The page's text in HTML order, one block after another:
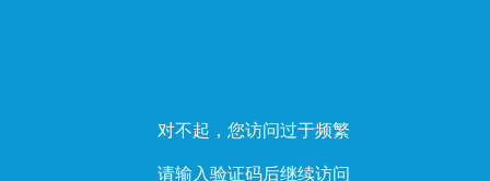
对不起，您访问过于频繁
请输入验证码后继续访问